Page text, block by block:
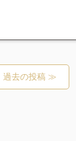
過去の投稿 ≫